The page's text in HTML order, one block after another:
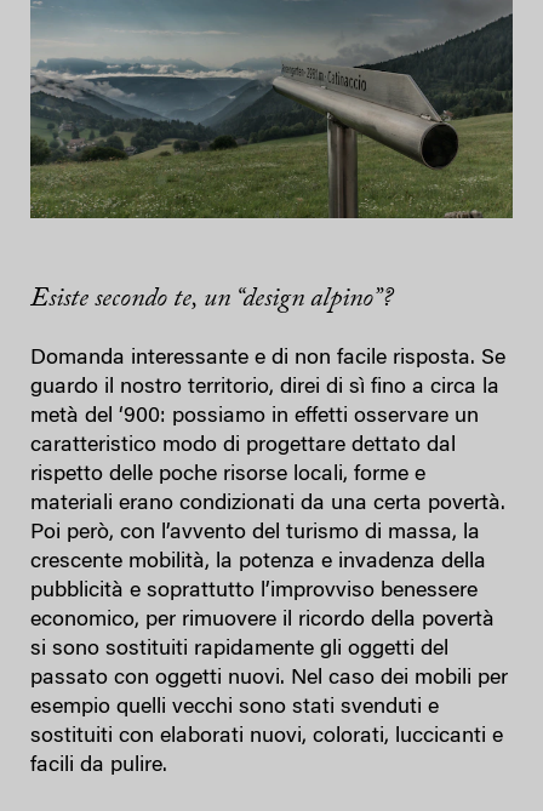
Esiste secondo te, un “design alpino”?
Domanda interessante e di non facile risposta. Se
guardo il nostro territorio, direi di sì fino a circa la
metà del ‘900: possiamo in effetti osservare un
caratteristico modo di progettare dettato dal
rispetto delle poche risorse locali, forme e
materiali erano condizionati da una certa povertà.
Poi però, con l’avvento del turismo di massa, la
crescente mobilità, la potenza e invadenza della
pubblicità e soprattutto l’improvviso benessere
economico, per rimuovere il ricordo della povertà
si sono sostituiti rapidamente gli oggetti del
passato con oggetti nuovi. Nel caso dei mobili per
esempio quelli vecchi sono stati svenduti e
sostituiti con elaborati nuovi, colorati, luccicanti e
facili da pulire.